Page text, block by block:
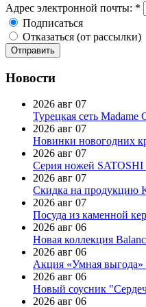
Адрес электронной почты: *
Подписаться
Отказаться (от рассылки)
Новости
2026 авг 07
Турецкая сеть Madame
2026 авг 07
Новинки новогодних
2026 авг 07
Серия ножей
2026 авг 07
Скидка на продукцию
2026 авг 07
Посуда из каменной
2026 авг 06
Новая коллекция
2026 авг 06
Акция «Умная выгода»
2026 авг 06
Новый соусник
2026 авг 06